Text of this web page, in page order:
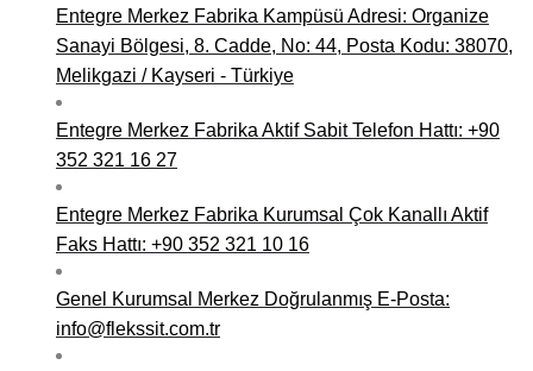
Entegre Merkez Fabrika Kampüsü Adresi: Organize
Sanayi Bölgesi, 8. Cadde, No: 44, Posta Kodu: 38070,
Melikgazi / Kayseri - Türkiye
Entegre Merkez Fabrika Aktif Sabit Telefon Hattı: +90
352 321 16 27
Entegre Merkez Fabrika Kurumsal Çok Kanallı Aktif
Faks Hattı: +90 352 321 10 16
Genel Kurumsal Merkez Doğrulanmış E-Posta:
info@flekssit.com.tr